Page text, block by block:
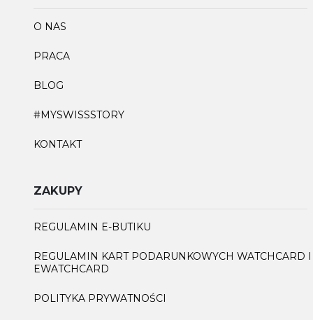
O NAS
PRACA
BLOG
#MYSWISSSTORY
KONTAKT
ZAKUPY
REGULAMIN E-BUTIKU
REGULAMIN KART PODARUNKOWYCH WATCHCARD I
EWATCHCARD
POLITYKA PRYWATNOŚCI